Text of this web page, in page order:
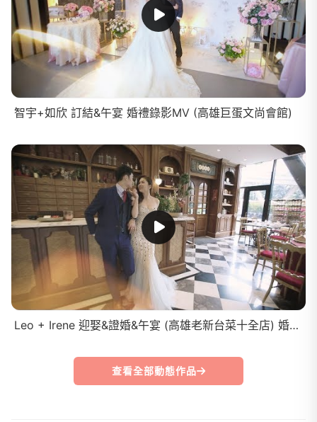
智宇+如欣 訂結&午宴 婚禮錄影MV (高雄巨蛋文尚會館)
Leo + Irene 迎娶&證婚&午宴 (高雄老新台菜十全店) 婚禮錄影MV
查看全部動態作品